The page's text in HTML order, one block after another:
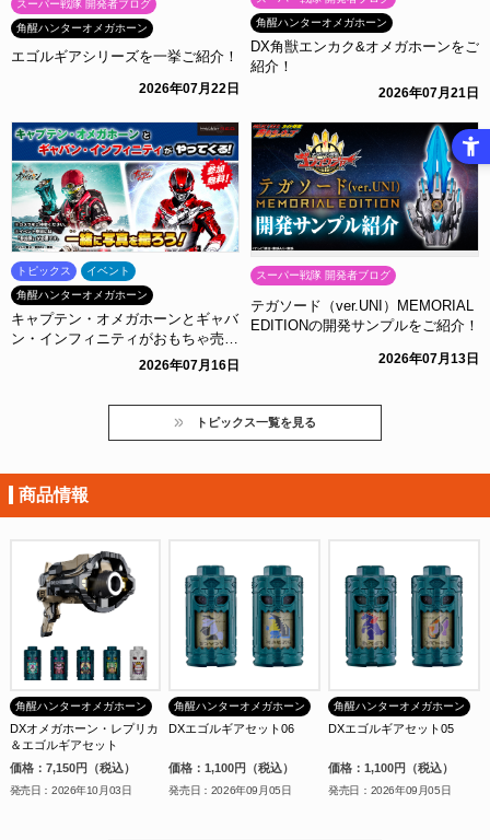
スーパー戦隊 開発者ブログ
角醒ハンターオメガホーン
エゴルギアシリーズを一挙ご紹介！
2026年07月22日
角醒ハンターオメガホーン
DX角獣エンカク&オメガホーンをご
紹介！
2026年07月21日
トピックス
イベント
角醒ハンターオメガホーン
キャプテン・オメガホーンとギャバ
ン・インフィニティがおもちゃ売り
2026年07月16日
スーパー戦隊 開発者ブログ
テガソード（ver.UNI）MEMORIAL
EDITIONの開発サンプルをご紹介！
2026年07月13日
トピックス一覧を見る
商品情報
角醒ハンターオメガホーン
DXオメガホーン・レプリカ
＆エゴルギアセット
価格：7,150円（税込）
発売日：2026年10月03日
角醒ハンターオメガホーン
DXエゴルギアセット06
価格：1,100円（税込）
発売日：2026年09月05日
角醒ハンターオメガホーン
DXエゴルギアセット05
価格：1,100円（税込）
発売日：2026年09月05日